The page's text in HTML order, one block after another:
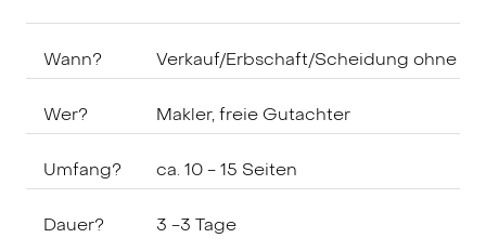
Wann? Verkauf/Erbschaft/Scheidung ohne
Wer? Makler, freie Gutachter
Umfang? ca. 10 - 15 Seiten
Dauer? 3 -3 Tage